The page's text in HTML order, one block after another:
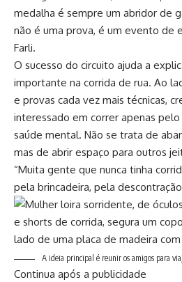
medalha é sempre um abridor de
não é uma prova, é um evento de
Farli.
O sucesso do circuito ajuda a
importante na corrida de rua. Ao
e provas cada vez mais técnicas,
interessado em correr apenas pelo
saúde mental. Não se trata de
mas de abrir espaço para outros
“Muita gente que nunca tinha
pela brincadeira, pela
A ideia principal é reunir os amigos para
Continua após a publicidade